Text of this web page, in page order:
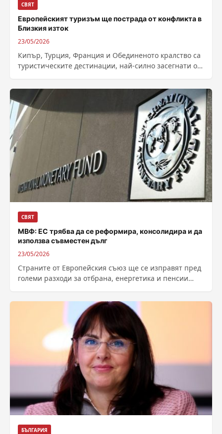
СВЯТ
Европейският туризъм ще пострада от конфликта в
Близкия изток
23/05/2026
Кипър, Турция, Франция и Обединеното кралство са
туристическите дестинации, най-силно засегнати от
СВЯТ
МВФ: ЕС трябва да се реформира, консолидира и да
използва съвместен дълг
23/05/2026
Страните от Европейския съюз ще се изправят пред
големи разходи за отбрана, енергетика и пенсии
БЪЛГАРИЯ